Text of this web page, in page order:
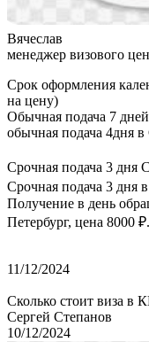
Вячеслав
менеджер визового
Срок оформления
на цену)
Обычная подача 7
обычная подача 4дня
Срочная подача 3 дня
Срочная подача 3 дня
Получение в день
Петербург, цена 8000 ₽.
11/12/2024
Сколько стоит виза в
Сергей Степанов
10/12/2024